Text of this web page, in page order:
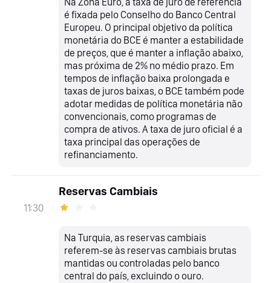
é fixada pelo Conselho do Banco Central
Europeu. O principal objetivo da política
monetária do BCE é manter a estabilidade
de preços, que é manter a inflação abaixo,
mas próxima de 2% no médio prazo. Em
tempos de inflação baixa prolongada e
taxas de juros baixas, o BCE também pode
adotar medidas de política monetária não
convencionais, como programas de
compra de ativos. A taxa de juro oficial é a
taxa principal das operações de
refinanciamento.
11:30
Reservas Cambiais
Na Turquia, as reservas cambiais
referem-se às reservas cambiais brutas
mantidas ou controladas pelo banco
central do país, excluindo o ouro.